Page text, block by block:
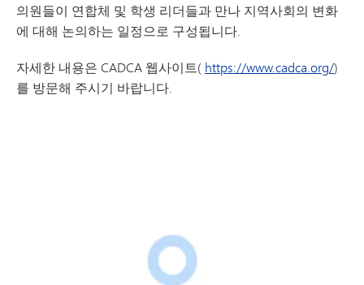
의원들이 연합체 및 학생 리더들과 만나 지역사회의 변화
에 대해 논의하는 일정으로 구성됩니다.
자세한 내용은 CADCA 웹사이트( https://www.cadca.org/)
를 방문해 주시기 바랍니다.